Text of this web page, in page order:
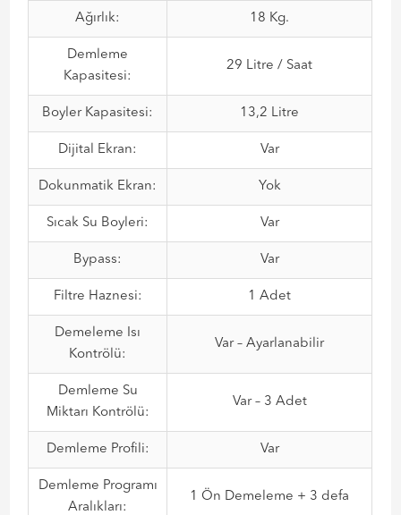
Ağırlık: 18 Kg.
Demleme
Kapasitesi:
29 Litre / Saat
Boyler Kapasitesi: 13,2 Litre
Dijital Ekran: Var
Dokunmatik Ekran: Yok
Sıcak Su Boyleri: Var
Bypass: Var
Filtre Haznesi: 1 Adet
Demeleme Isı
Kontrölü:
Var – Ayarlanabilir
Demleme Su
Miktarı Kontrölü:
Var – 3 Adet
Demleme Profili: Var
Demleme Programı
Aralıkları:
1 Ön Demeleme + 3 defa